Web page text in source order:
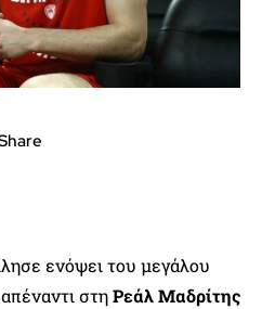
ενόψει του μεγάλου
στηΡεάλ Μαδρίτης